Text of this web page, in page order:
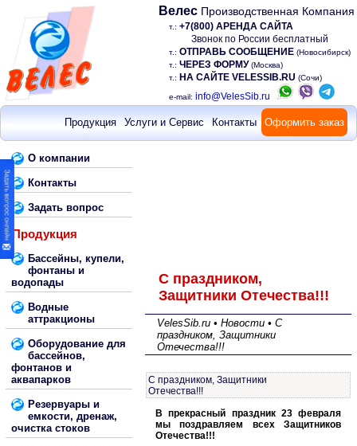
Велес Производственная Компания
т.: +7(800) АРЕНДА САЙТА
Звонок по России бесплатный
т.: ОТПРАВЬ СООБЩЕНИЕ (Новосибирск)
т.: ЧЕРЕЗ ФОРМУ (Москва)
т.: НА САЙТЕ VELESSIB.RU (Сочи)
e-mail: info@VelesSib.ru
Продукция Услуги и Сервис Контакты Оформить заказ
О компании
Контакты
Задать вопрос
Продукция
Бассейны, купели,
фонтаны и
водопады
Водные
аттракционы
Оборудование для
бассейнов,
фонтанов и
аквапарков
Резервуары и
емкости, дренаж,
очистка стоков
С праздником,
Защитники Отечества!!!
VelesSib.ru • Новости • С
праздником, Защитники
Отечества!!!
С праздником, Защитники
Отечества!!!
В прекрасный праздник 23 февраля
мы поздравляем всех Защитников
Отечества!!!